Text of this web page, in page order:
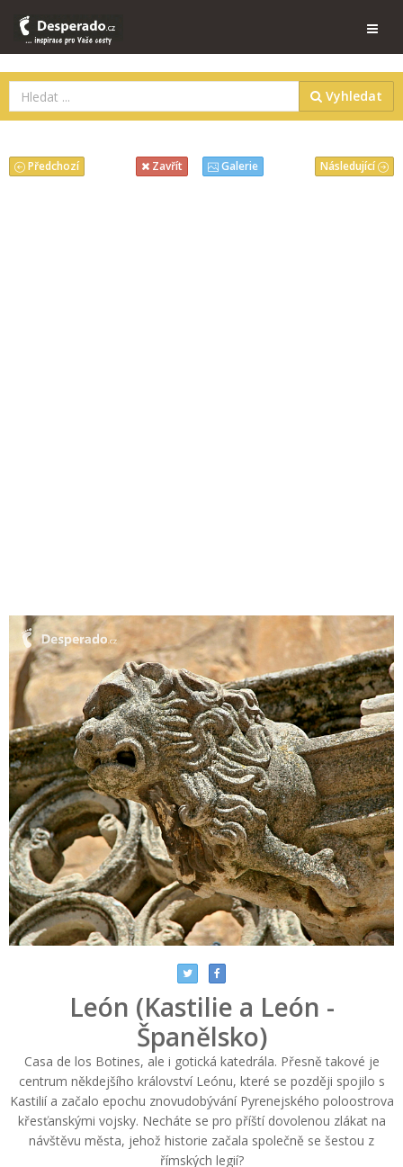
Vyhledat
Následující
Předchozí Zavřít Galerie
León (Kastilie a León -
Španělsko)
Casa de los Botines, ale i gotická katedrála. Přesně takové je
centrum někdejšího království Leónu, které se později spojilo s
Kastilií a začalo epochu znovudobývání Pyrenejského poloostrova
křesťanskými vojsky. Necháte se pro příští dovolenou zlákat na
návštěvu města, jehož historie začala společně se šestou z
římských legií?